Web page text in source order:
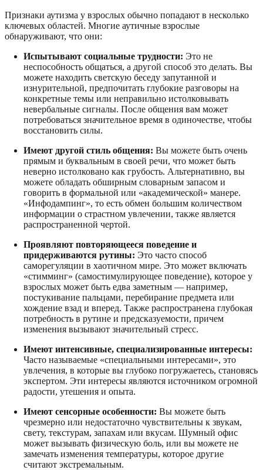
Признаки аутизма у взрослых обычно попадают в несколько
ключевых областей. Многие аутичные взрослые
обнаруживают, что они:
Испытывают социальные трудности: Это не
неспособность общаться, а другой способ это делать. Вы
можете находить светскую беседу запутанной и
изнурительной, предпочитать глубокие разговоры на
конкретные темы или неправильно истолковывать
невербальные сигналы. После общения вам может
потребоваться значительное время в одиночестве, чтобы
восстановить силы.
Имеют другой стиль общения: Вы можете быть очень
прямым и буквальным в своей речи, что может быть
неверно истолковано как грубость. Альтернативно, вы
можете обладать обширным словарным запасом и
говорить в формальной или «академической» манере.
«Инфодампинг», то есть обмен большим количеством
информации о страстном увлечении, также является
распространенной чертой.
Проявляют повторяющееся поведение и
придерживаются рутины: Это часто способ
саморегуляции в хаотичном мире. Это может включать
«стимминг» (самостимулирующее поведение), которое у
взрослых может быть едва заметным — например,
постукивание пальцами, перебирание предмета или
хождение взад и вперед. Также распространена глубокая
потребность в рутине и предсказуемости, причем
изменения вызывают значительный стресс.
Имеют интенсивные, специализированные интересы:
Часто называемые «специальными интересами», это
увлечения, в которые вы глубоко погружаетесь, становясь
экспертом. Эти интересы являются источником огромной
радости, утешения и опыта.
Имеют сенсорные особенности: Вы можете быть
чрезмерно или недостаточно чувствительны к звукам,
свету, текстурам, запахам или вкусам. Шумный офис
может вызывать физическую боль, или вы можете не
замечать изменения температуры, которое другие
считают экстремальным.